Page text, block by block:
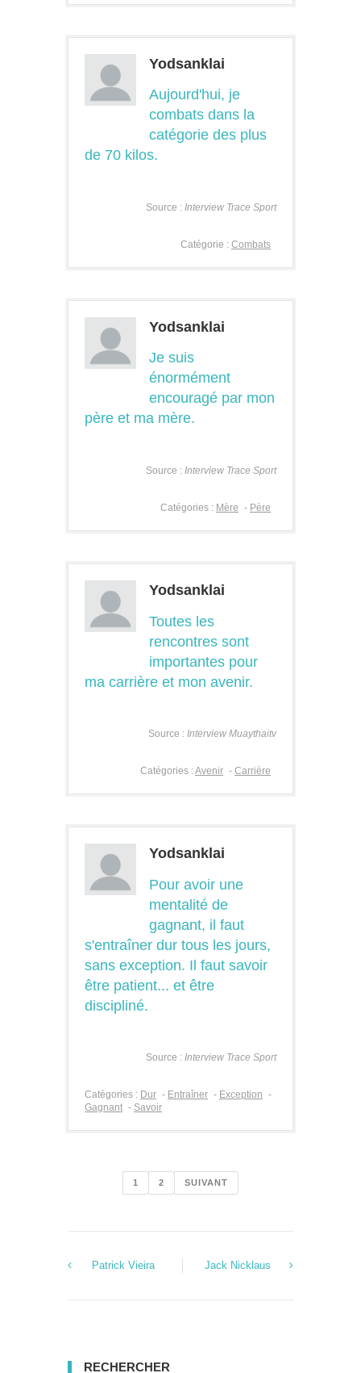
Yodsanklai
Aujourd'hui, je
combats dans la
catégorie des plus
de 70 kilos.
Source : Interview Trace Sport
Catégorie : Combats
Yodsanklai
Je suis
énormément
encouragé par mon
père et ma mère.
Source : Interview Trace Sport
Catégories : Mère - Père
Yodsanklai
Toutes les
rencontres sont
importantes pour
ma carrière et mon avenir.
Source : Interview Muaythaitv
Catégories :Avenir - Carrière
Yodsanklai
Pour avoir une
mentalité de
gagnant, il faut
s'entraîner dur tous les jours,
sans exception. Il faut savoir
être patient... et être
discipliné.
Source : Interview Trace Sport
Catégories : Dur - Entraîner - Exception -
Gagnant - Savoir
1 2 SUIVANT
Patrick Vieira Jack Nicklaus
RECHERCHER